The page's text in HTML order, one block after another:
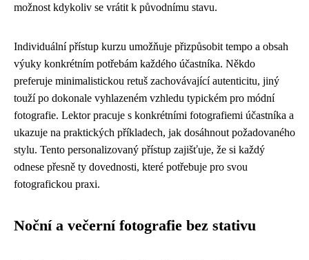
možnost kdykoliv se vrátit k původnímu stavu.
Individuální přístup kurzu umožňuje přizpůsobit tempo a obsah
výuky konkrétním potřebám každého účastníka. Někdo
preferuje minimalistickou retuš zachovávající autenticitu, jiný
touží po dokonale vyhlazeném vzhledu typickém pro módní
fotografie. Lektor pracuje s konkrétními fotografiemi účastníka a
ukazuje na praktických příkladech, jak dosáhnout požadovaného
stylu. Tento personalizovaný přístup zajišťuje, že si každý
odnese přesně ty dovednosti, které potřebuje pro svou
fotografickou praxi.
Noční a večerní fotografie bez stativu